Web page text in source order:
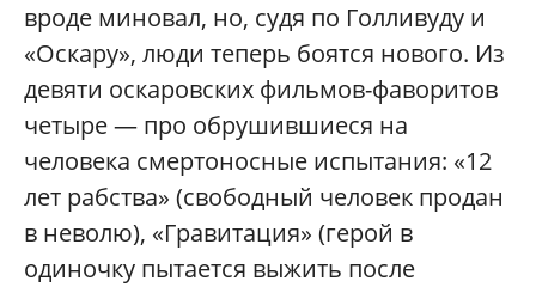
вроде миновал, но, судя по Голливуду и
«Оскару», люди теперь боятся нового. Из
девяти оскаровских фильмов-фаворитов
четыре — про обрушившиеся на
человека смертоносные испытания: «12
лет рабства» (свободный человек продан
в неволю), «Гравитация» (герой в
одиночку пытается выжить после